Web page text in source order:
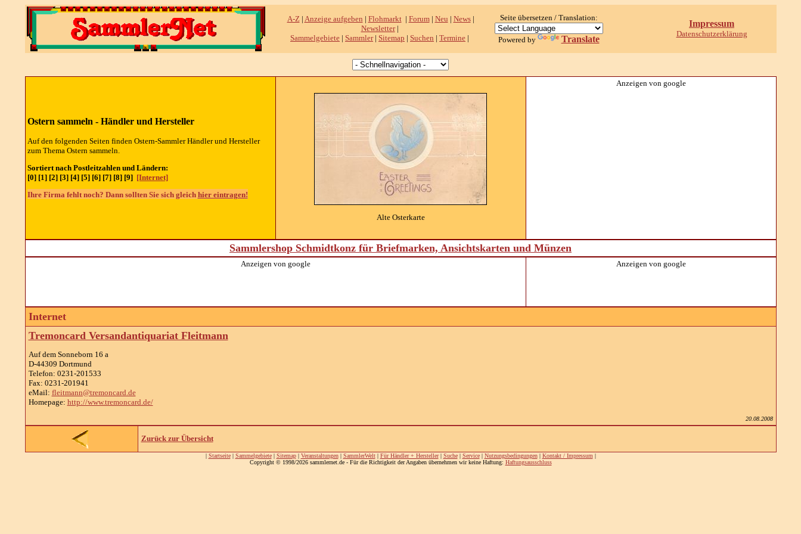
A-Z| Anzeige aufgeben | Flohmarkt| Forum| Neu | News|
Newsletter|
Sammelgebiete | Sammler| Sitemap | Suchen | Termine |
Seite übersetzen / Translation:
Powered by Translate
Impressum
Datenschutzerklärung
Ostern sammeln - Händler und Hersteller
Auf den folgenden Seiten finden Ostern-SammlerHändler und Hersteller
zum Thema Ostern sammeln.
Sortiert nach Postleitzahlen und Ländern:
[0] [1] [2] [3] [4] [5] [6] [7] [8] [9] [Internet]
Ihre Firma fehlt noch? Dann sollten Sie sich gleich hier eintragen!
Alte Osterkarte
Anzeigen von google
Sammlershop Schmidtkonz für Briefmarken, Ansichtskarten und Münzen
Anzeigen von google Anzeigen von google
Internet
Tremoncard Versandantiquariat Fleitmann
Auf dem Sonneborn 16 a
D-44309 Dortmund
Telefon: 0231-201533
Fax: 0231-201941
eMail: fleitmann@tremoncard.de
Homepage: http://www.tremoncard.de/
20.08.2008
Zurück zur Übersicht
| Startseite| Sammelgebiete| Sitemap| Veranstaltungen| SammlerWelt| Für Händler + Hersteller| Suche| Service| Nutzungsbedingungen| Kontakt / Impressum |
Copyright © 1998/2026 sammlernet.de - Für die Richtigkeit der Angaben übernehmen wir keine Haftung: Haftungsausschluss